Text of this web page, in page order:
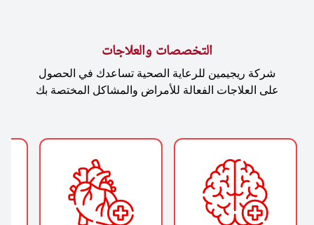
التخصصات والعلاجات
شركة ريجيمين للرعاية الصحية تساعدك في الحصول
على العلاجات الفعالة للأمراض والمشاكل المختصة بك